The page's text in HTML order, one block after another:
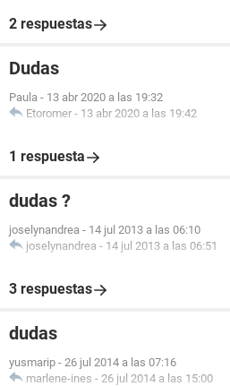
2 respuestas
Dudas
Paula - 13 abr 2020 a las 19:32
Etoromer - 13 abr 2020 a las 19:42
1 respuesta
dudas ?
joselynandrea - 14 jul 2013 a las 06:10
joselynandrea - 14 jul 2013 a las 06:51
3 respuestas
dudas
yusmarip - 26 jul 2014 a las 07:16
marlene-ines - 26 jul 2014 a las 15:00